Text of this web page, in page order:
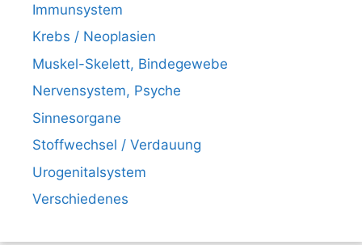
Immunsystem
Krebs / Neoplasien
Muskel-Skelett, Bindegewebe
Nervensystem, Psyche
Sinnesorgane
Stoffwechsel / Verdauung
Urogenitalsystem
Verschiedenes